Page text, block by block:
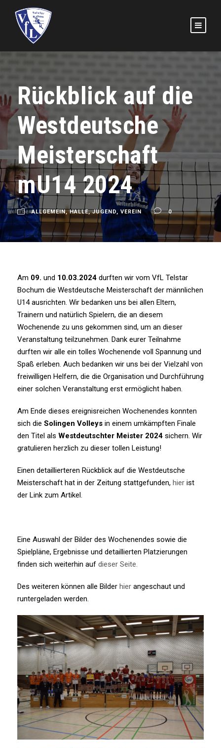
Rückblick auf die
Westdeutsche
Meisterschaft
mU14 2024
ALLGEMEIN, HALLE, JUGEND, VEREIN 0
Am 09. und 10.03.2024 durften wir vom VfL Telstar
Bochum die Westdeutsche Meisterschaft der männlichen
U14 ausrichten. Wir bedanken uns bei allen Eltern,
Trainern und natürlich Spielern, die an diesem
Wochenende zu uns gekommen sind, um an dieser
Veranstaltung teilzunehmen. Dank eurer Teilnahme
durften wir alle ein tolles Wochenende voll Spannung und
Spaß erleben. Auch bedanken wir uns bei der Vielzahl von
freiwilligen Helfern, die die Organisation und Durchführung
einer solchen Veranstaltung erst ermöglicht haben.
Am Ende dieses ereignisreichen Wochenendes konnten
sich die Solingen Volleys in einem umkämpften Finale
den Titel als Westdeutschter Meister 2024 sichern. Wir
gratulieren herzlich zu dieser tollen Leistung!
Einen detaillierteren Rückblick auf die Westdeutsche
Meisterschaft hat in der Zeitung stattgefunden, hier ist
der Link zum Artikel.
Eine Auswahl der Bilder des Wochenendes sowie die
Spielpläne, Ergebnisse und detaillierten Platzierungen
finden sich weiterhin auf dieser Seite.
Des weiteren können alle Bilder hier angeschaut und
runtergeladen werden.